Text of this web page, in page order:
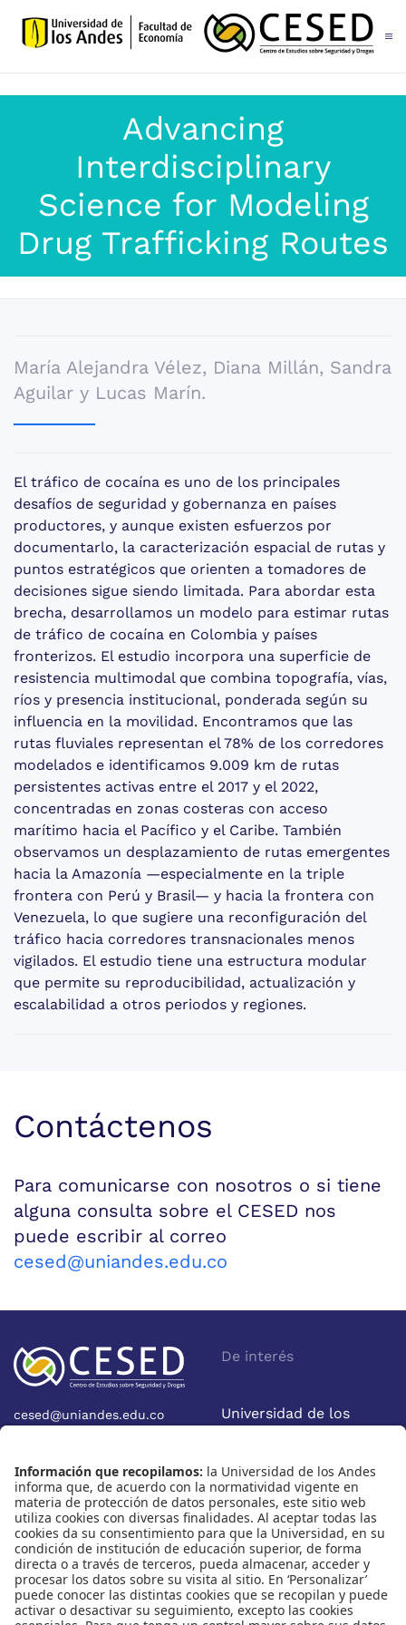
Skip to main content
Advancing
Interdisciplinary
Science for Modeling
Drug Trafficking Routes
María Alejandra Vélez, Diana Millán, Sandra
Aguilar y Lucas Marín.
El tráfico de cocaína es uno de los principales
desafíos de seguridad y gobernanza en países
productores, y aunque existen esfuerzos por
documentarlo, la caracterización espacial de rutas y
puntos estratégicos que orienten a tomadores de
decisiones sigue siendo limitada. Para abordar esta
brecha, desarrollamos un modelo para estimar rutas
de tráfico de cocaína en Colombia y países
fronterizos. El estudio incorpora una superficie de
resistencia multimodal que combina topografía, vías,
ríos y presencia institucional, ponderada según su
influencia en la movilidad. Encontramos que las
rutas fluviales representan el 78% de los corredores
modelados e identificamos 9.009 km de rutas
persistentes activas entre el 2017 y el 2022,
concentradas en zonas costeras con acceso
marítimo hacia el Pacífico y el Caribe. También
observamos un desplazamiento de rutas emergentes
hacia la Amazonía —especialmente en la triple
frontera con Perú y Brasil— y hacia la frontera con
Venezuela, lo que sugiere una reconfiguración del
tráfico hacia corredores transnacionales menos
vigilados. El estudio tiene una estructura modular
que permite su reproducibilidad, actualización y
escalabilidad a otros periodos y regiones.
Contáctenos
Para comunicarse con nosotros o si tiene
alguna consulta sobre el CESED nos
puede escribir al correo
cesed@uniandes.edu.co
cesed@uniandes.edu.co
Bogotá - Colombia
De interés
Universidad de los
Facultad de Economía
Nosotros
Quiénes somos
Eventos
Nuestras redes
Instagram
X